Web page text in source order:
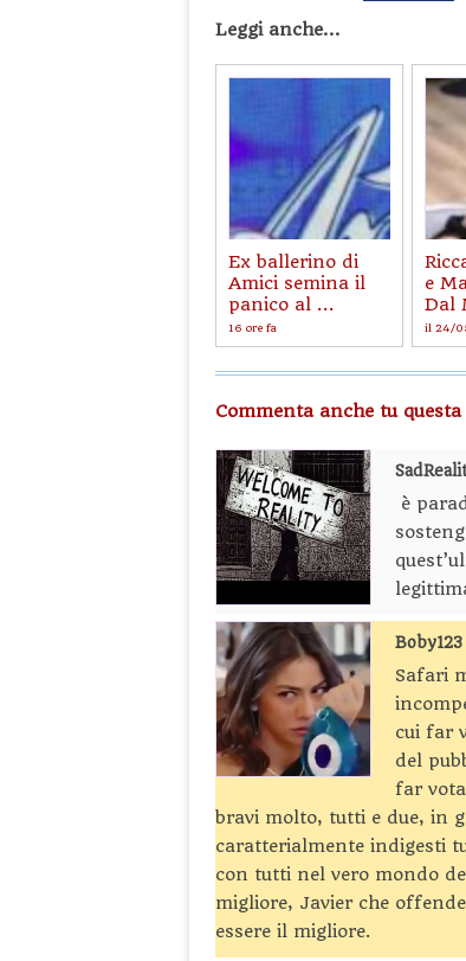
Leggi anche...
Ex ballerino di
Amici semina il
panico al ...
16 ore fa
e
Dal
il 24/
Commenta anche tu
è
Boby123
Safari
cui far
del
far
bravi molto, tutti e due, in
caratterialmente indigesti
con tutti nel vero mondo
migliore, Javier che
essere il migliore.